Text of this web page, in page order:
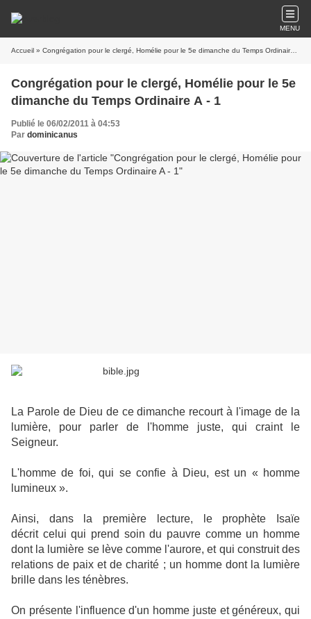
MENU
Accueil » Congrégation pour le clergé, Homélie pour le 5e dimanche du Temps Ordinaire A - 1
Congrégation pour le clergé, Homélie pour le 5e
dimanche du Temps Ordinaire A - 1
Publié le 06/02/2011 à 04:53
Par dominicanus
La Parole de Dieu de ce dimanche recourt à l'image de la
lumière, pour parler de l'homme juste, qui craint le
Seigneur.
L'homme de foi, qui se confie à Dieu, est un « homme
lumineux ».
Ainsi, dans la première lecture, le prophète Isaïe
décrit celui qui prend soin du pauvre comme un homme
dont la lumière se lève comme l'aurore, et qui construit des
relations de paix et de charité ; un homme dont la lumière
brille dans les ténèbres.
On présente l'influence d'un homme juste et généreux, qui